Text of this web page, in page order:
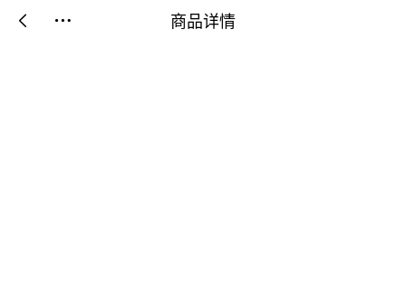
商品详情
 